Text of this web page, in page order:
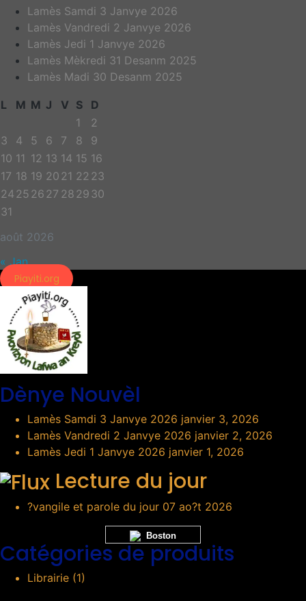
Lamès Samdi 3 Janvye 2026
Lamès Vandredi 2 Janvye 2026
Lamès Jedi 1 Janvye 2026
Lamès Mèkredi 31 Desanm 2025
Lamès Madi 30 Desanm 2025
août 2026
L M M J V S
D
1
2
3
4 5 6 7 8
9
10 11 12 13 14 15 16
17 18 19 20 21 22 23
24 25 26 27 28 29 30
31
« Jan
Piayiti.org
Dènye Nouvèl
Lamès Samdi 3 Janvye 2026 janvier 3, 2026
Lamès Vandredi 2 Janvye 2026 janvier 2, 2026
Lamès Jedi 1 Janvye 2026 janvier 1, 2026
Lecture du jour
?vangile et parole du jour 07 ao?t 2026
Boston
Catégories de produits
Librairie (1)